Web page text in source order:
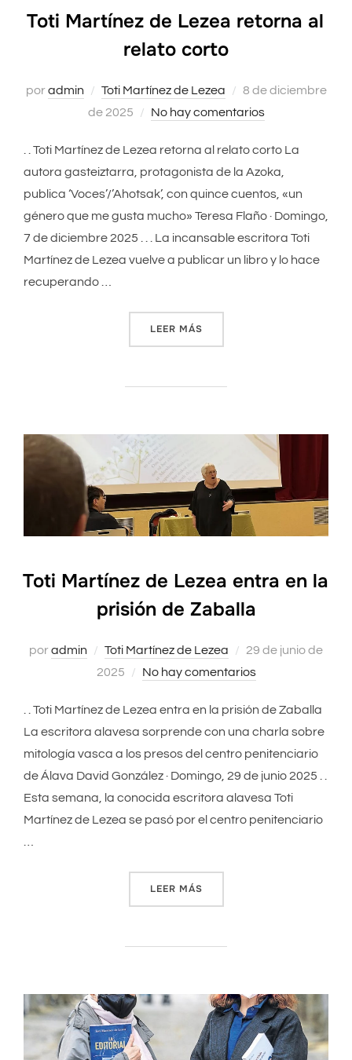
Toti Martínez de Lezea retorna al
relato corto
poradmin Toti Martínez de Lezea
Publicado
el
8 de diciembre
de 2025
No hay comentarios
. . Toti Martínez de Lezea retorna al relato corto La
autora gasteiztarra, protagonista de la Azoka,
publica ‘Voces’/’Ahotsak’, con quince cuentos, «un
género que me gusta mucho» Teresa Flaño · Domingo,
7 de diciembre 2025 . . . La incansable escritora Toti
Martínez de Lezea vuelve a publicar un libro y lo hace
recuperando …
LEER MÁS
Toti Martínez de Lezea entra en la
prisión de Zaballa
poradmin Toti Martínez de Lezea
Publicado
el
29 de junio de
2025
No hay comentarios
. . Toti Martínez de Lezea entra en la prisión de Zaballa
La escritora alavesa sorprende con una charla sobre
mitología vasca a los presos del centro penitenciario
de Álava David González · Domingo, 29 de junio 2025 . .
Esta semana, la conocida escritora alavesa Toti
Martínez de Lezea se pasó por el centro penitenciario
…
LEER MÁS